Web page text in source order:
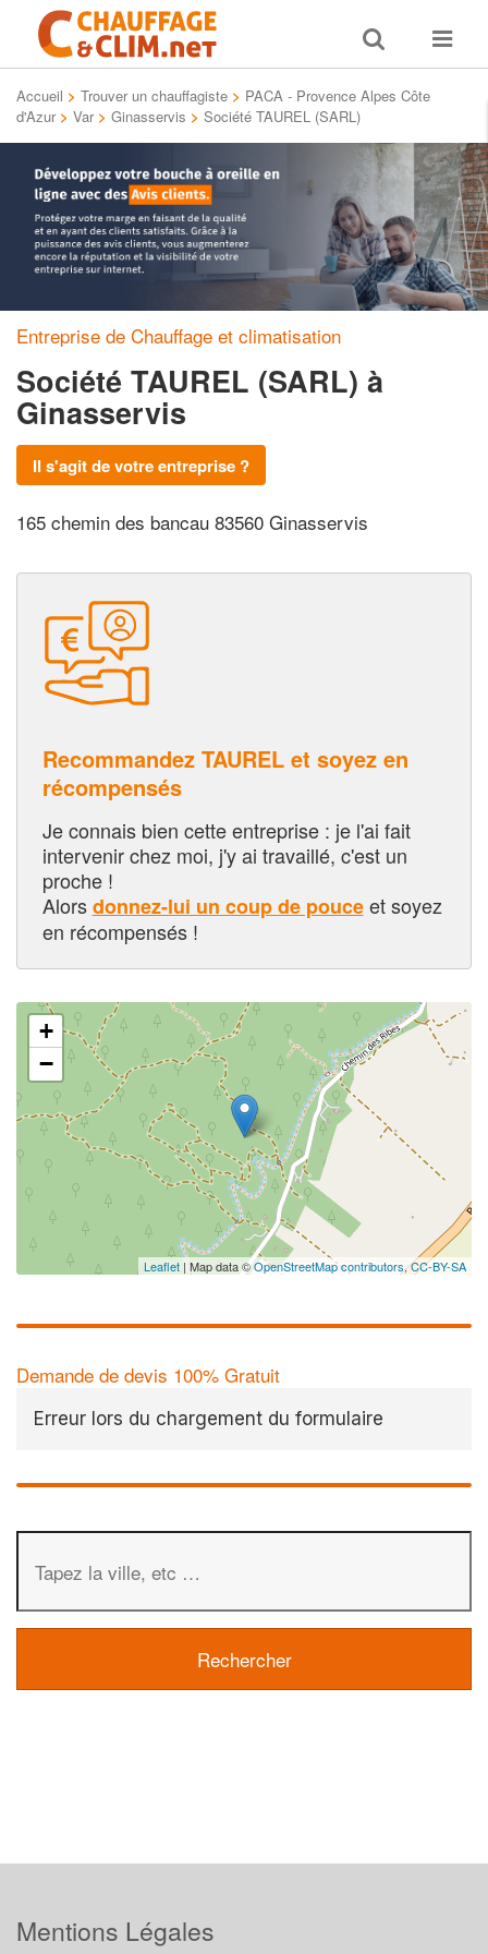
Toggle
search
Toggle
Accueil > Trouver un chauffagiste > PACA - Provence Alpes Côte
d'Azur > Var > Ginasservis > Société TAUREL (SARL)
Entreprise de Chauffage et climatisation
Société TAUREL (SARL) à
Ginasservis
Il s'agit de votre entreprise ?
165 chemin des bancau 83560 Ginasservis
Recommandez TAUREL et soyez en
récompensés
Je connais bien cette entreprise : je l'ai fait
intervenir chez moi, j'y ai travaillé, c'est un
proche !
Alorsdonnez-lui un coup de pouceet soyez
en récompensés !
+
−
Leaflet | Map data ©OpenStreetMap contributors,CC-BY-SA
Demande de devis 100% Gratuit
Erreur lors du chargement du formulaire
Mentions Légales